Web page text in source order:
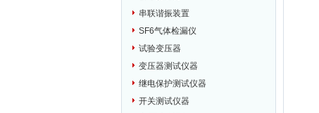
串联谐振装置
SF6气体检漏仪
试验变压器
变压器测试仪器
继电保护测试仪器
开关测试仪器